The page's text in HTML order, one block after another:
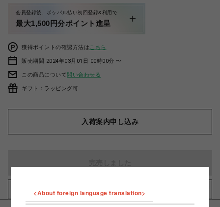
会員登録後、ポケパル払い初回登録&利用で
最大1,500円分ポイント進呈
獲得ポイントの確認方法は こちら
販売期間 2024年03月01日 00時00分 〜
この商品について問い合わせる
ギフト：ラッピング可
入荷案内申し込み
<About foreign language translation>